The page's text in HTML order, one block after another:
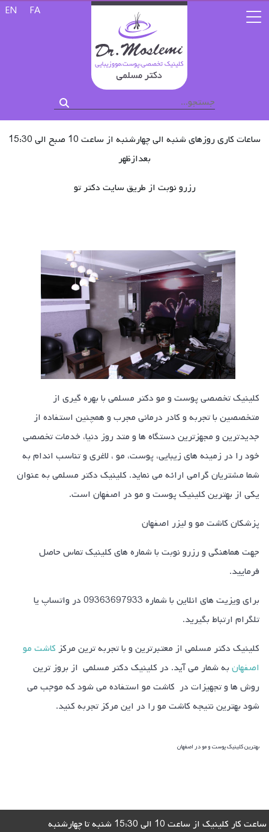
زبان خود
FA
EN
ساعات کاری روزهای شنبه الی چهارشنبه از ساعت 10 صبح الی 15:30
بعدازظهر
رزرو نوبت از طریق سایت دکتر تو
کلینیک تخصصی پوست و مو دکتر مسلمی با بهره گیری از
متخصصین با تجربه و کادر درمانی مجرب و همچنین استفاده از
جدیدترین و مجهزترین دستگاه ها و متد روز دنیا، خدمات تخصصی
خود را در زمینه های زیبایی، پوست، مو ، لاغری و تناسب اندام به
شما مشتریان گرامی ارائه می نماید. کلینیک دکتر مسلمی به عنوان
یکی از بهترین کلینیک پوست و مو در اصفهان است.
پزشکان کاشت مو و لیزر اصفهان
جهت هماهنگی و رزرو نوبت با شماره های کلینیک تماس حاصل
فرمایید.
برای ویزیت های انلاین با شماره 09363697933 در واتساپ یا
تلگرام ارتباط بگیرید.
کلینیک دکتر مسلمی از معتبرترین و با تجربه ترین مرکز کاشت مو
اصفهان به شمار می آید. در کلینیک دکتر مسلمی از بروز ترین
روش ها و تجهیزات در کاشت مو استفاده می شود که موجب می
شود بهترین نتیجه کاشت مو را در این مرکز تجربه کنید.
بهترین کلینیک پوست و مو در اصفهان
ساعت کار کلینیک از ساعت 10 الی 15:30 شنبه تا چهارشنبه